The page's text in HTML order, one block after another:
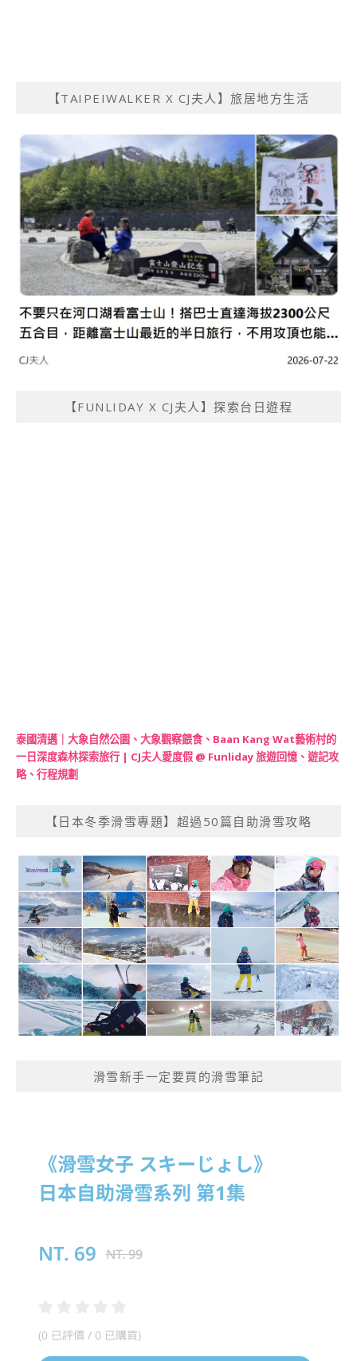
【TAIPEIWALKER X CJ夫人】旅居地方生活
【FUNLIDAY X CJ夫人】探索台日遊程
泰國清邁｜大象自然公園、大象觀察餵食、Baan Kang Wat藝術村的
一日深度森林探索旅行 | CJ夫人愛度假 @ Funliday 旅遊回憶、遊記攻
略、行程規劃
【日本冬季滑雪專題】超過50篇自助滑雪攻略
滑雪新手一定要買的滑雪筆記